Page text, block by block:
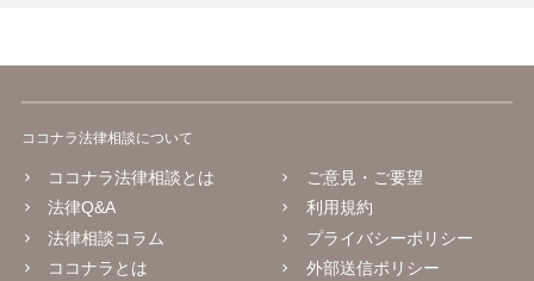
ココナラ法律相談について
ココナラ法律相談とは
法律Q&A
法律相談コラム
ココナラとは
ご意見・ご要望
利用規約
プライバシーポリシー
外部送信ポリシー